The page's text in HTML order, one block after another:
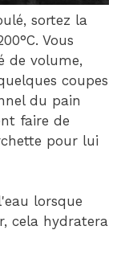
sortez la
Vous
de volume,
coupes
du pain
faire de
pour lui
lorsque
cela hydratera